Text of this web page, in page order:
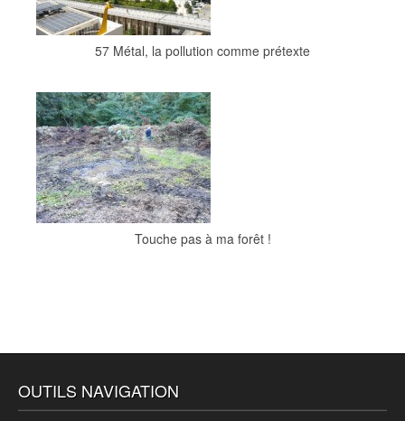
57 Métal, la pollution comme prétexte
Touche pas à ma forêt !
OUTILS NAVIGATION